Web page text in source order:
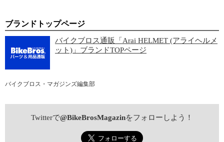
ブランドトップページ
バイクブロス通販「Arai HELMET (アライヘルメ
ット)」ブランドTOPページ
バイクブロス・マガジンズ編集部
Twitterで@BikeBrosMagazinをフォローしよう！